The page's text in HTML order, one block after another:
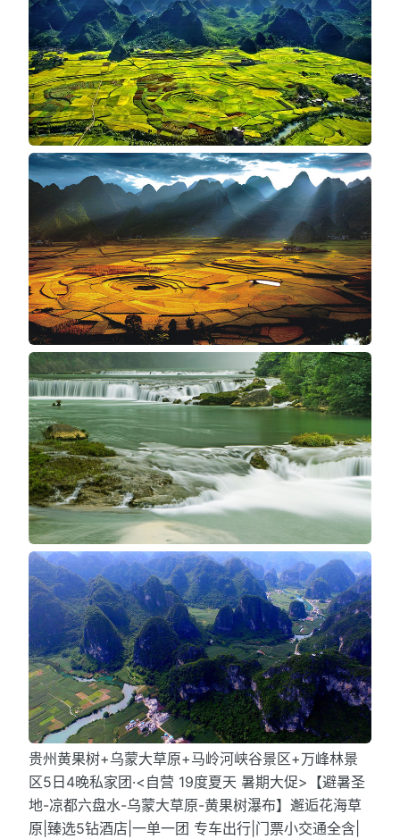
贵州黄果树+乌蒙大草原+马岭河峡谷景区+万峰林景
区5日4晚私家团·<自营 19度夏天 暑期大促>【避暑圣
地-凉都六盘水-乌蒙大草原-黄果树瀑布】邂逅花海草
原|臻选5钻酒店|一单一团 专车出行|门票小交通全含|